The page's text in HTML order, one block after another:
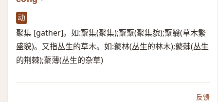
动
聚集 [gather]。如:藂集(聚集);藂藂(聚集貌);藂翳(草木繁
盛貌)。又指丛生的草木。如:藂林(丛生的林木);藂棘(丛生
的荆棘);藂薄(丛生的杂草)
反馈